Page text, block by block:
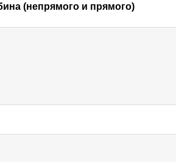
(непрямого и прямого)